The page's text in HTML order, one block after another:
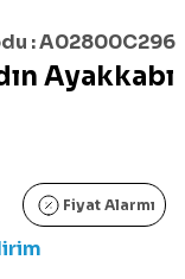
:A02800C296
Ayakkabı
Fiyat Alarmı